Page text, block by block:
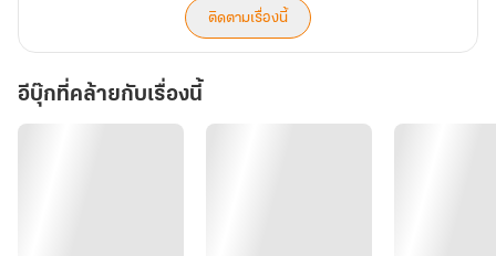
“ท่านพี่ไม่อยากแต่งงานกับข้าหรอกหรือ” นานเป็นอึดใจกว่าเยว่ชิงถึงพูด
ออกมาได้ แม้ใบหน้าของนางจะไม่มีหยาดน้ำตา แต่หัวใจของนางกลับ
เจ็บหนึบราวกับถูกใครเชือดเฉือนเนื้อใจ
“ไม่แม้แต่จะคิด”
หญิงสาวเซเล็กน้อย กระบอกตาร้อนผ่าว “แล้วที่ท่านทำดีกับข้าเล่า ทั้ง
ติดตามเรื่องนี้
อีบุ๊กที่คล้ายกับเรื่องนี้